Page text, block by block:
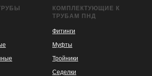
КОМПЛЕКТУЮЩИЕ К
ТРУБАМ ПНД
Фитинги
Муфты
Тройники
Седелки